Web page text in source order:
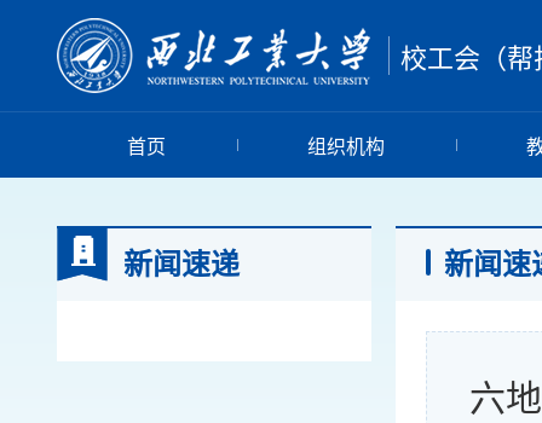
校工会（帮
首页 组织机构
新闻速递 新闻速
六